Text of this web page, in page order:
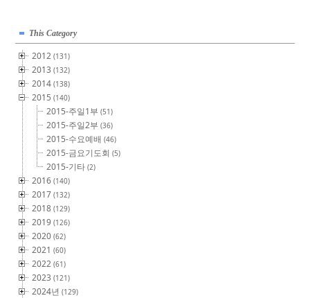
This Category
2012(131)
2013(132)
2014(138)
2015(140)
2015-주일1부(51)
2015-주일2부(36)
2015-수요예배(46)
2015-금요기도회(5)
2015-기타(2)
2016(140)
2017(132)
2018(129)
2019(126)
2020(62)
2021(60)
2022(61)
2023(121)
2024년(129)